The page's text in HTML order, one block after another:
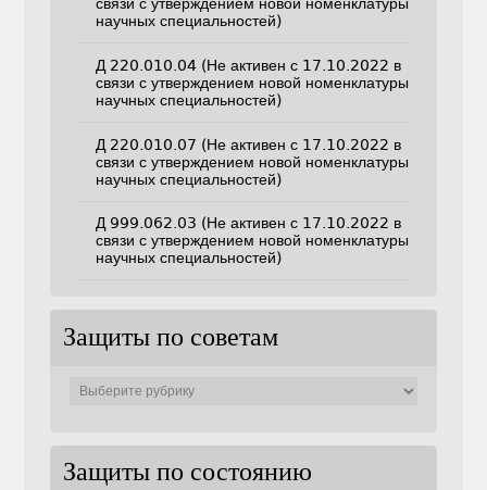
связи с утверждением новой номенклатуры
научных специальностей)
Д 220.010.04 (Не активен с 17.10.2022 в
связи с утверждением новой номенклатуры
научных специальностей)
Д 220.010.07 (Не активен с 17.10.2022 в
связи с утверждением новой номенклатуры
научных специальностей)
Д 999.062.03 (Не активен с 17.10.2022 в
связи с утверждением новой номенклатуры
научных специальностей)
Защиты по советам
Защиты по состоянию